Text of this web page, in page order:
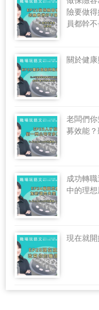
險要做
員都幹
關於健
老闆們
募效能？
成功轉
中的理想
現在就開